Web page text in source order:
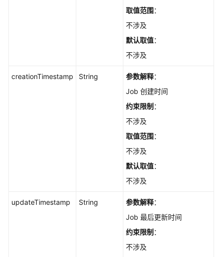
取值范围：
不涉及
默认取值：
不涉及
creationTimestamp String 参数解释：
Job 创建时间
约束限制 ：
不涉及
取值范围：
不涉及
默认取值：
不涉及
updateTimestamp String 参数解释：
Job 最后更新时间
约束限制 ：
不涉及